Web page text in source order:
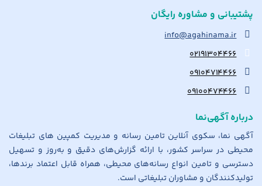
پشتیبانی و مشاوره رایگان
info@agahinama.ir
۰۲۱۹۱۳۰۴۴۶۶
۰۹۱۰۴۷۱۴۴۶۶
۰۹۱۰۰۴۷۴۴۶۶
درباره آگهی‌نما
آگهی نما، سکوی آنلاین تامین رسانه و مدیریت کمپین های تبلیغات
محیطی در سراسر کشور، با ارائه گزارش‌های دقیق و به‌روز و تسهیل
دسترسی و تامین انواع رسانه‌های محیطی، همراه قابل اعتماد برندها،
تولیدکنندگان و مشاوران تبلیغاتی است.